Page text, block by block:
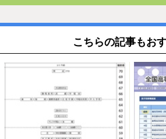
こちらの記事もお